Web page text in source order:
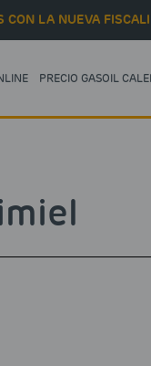
LA NUEVA
PRECIO GASOIL